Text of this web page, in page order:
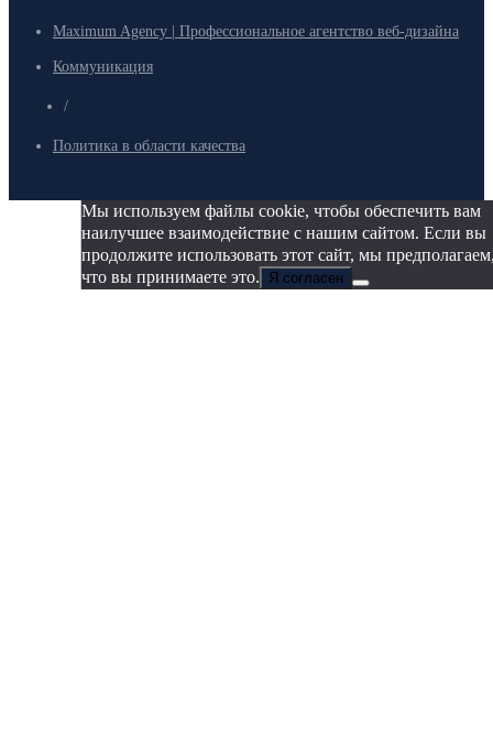
Maximum Agency | Профессиональное агентство веб-дизайна
Коммуникация
/
Политика в области качества
Мы используем файлы cookie, чтобы обеспечить вам
наилучшее взаимодействие с нашим сайтом. Если вы
продолжите использовать этот сайт, мы
что вы принимаете это.
Я согласен